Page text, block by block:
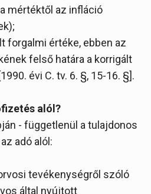
mértéktől az infláció
forgalmi értéke, ebben az
felső határa a korrigált
évi C. tv. 6. §, 15-16. §].
alól?
- függetlenül a tulajdonos
adó alól:
tevékenységről szóló
által nyújtott